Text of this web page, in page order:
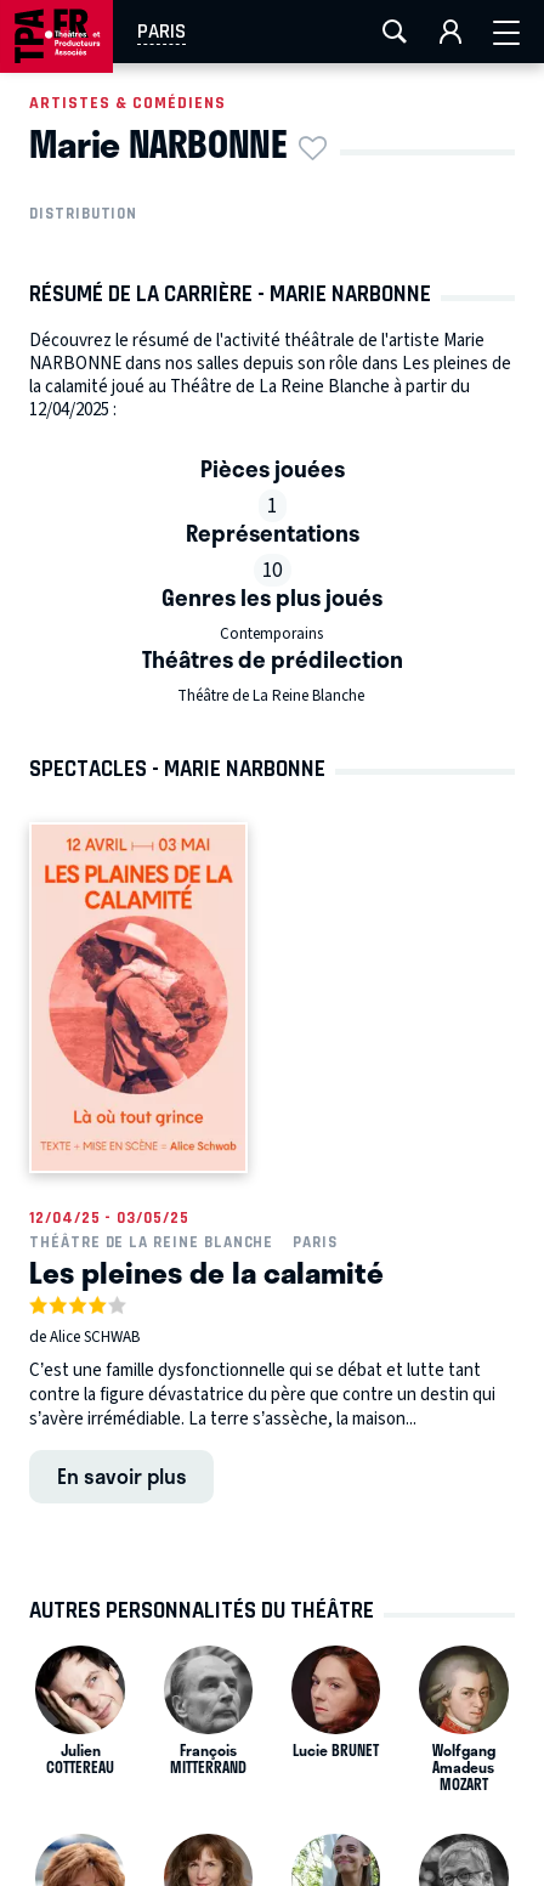
PARIS
AIX-MARSEILLE LA ROCHELLE
EN TOURNÉE
ARTISTES & COMÉDIENS
Marie NARBONNE
DISTRIBUTION
RÉSUMÉ DE LA CARRIÈRE - MARIE NARBONNE
Découvrez le résumé de l'activité théâtrale de l'artiste Marie
NARBONNE dans nos salles depuis son rôle dans Les pleines de
la calamité joué au Théâtre de La Reine Blanche à partir du
12/04/2025 :
Pièces jouées
1
Représentations
10
Genres les plus joués
Contemporains
Théâtres de prédilection
Théâtre de La Reine Blanche
SPECTACLES - MARIE NARBONNE
12/04/25 - 03/05/25
THÉÂTRE DE LA REINE BLANCHE
PARIS
Les pleines de la calamité
de Alice SCHWAB
C’est une famille dysfonctionnelle qui se débat et lutte tant
contre la figure dévastatrice du père que contre un destin qui
s’avère irrémédiable. La terre s’assèche, la maison...
En savoir plus
AUTRES PERSONNALITÉS DU THÉÂTRE
Julien
COTTEREAU
François
MITTERRAND
Lucie BRUNET Wolfgang
Amadeus
MOZART